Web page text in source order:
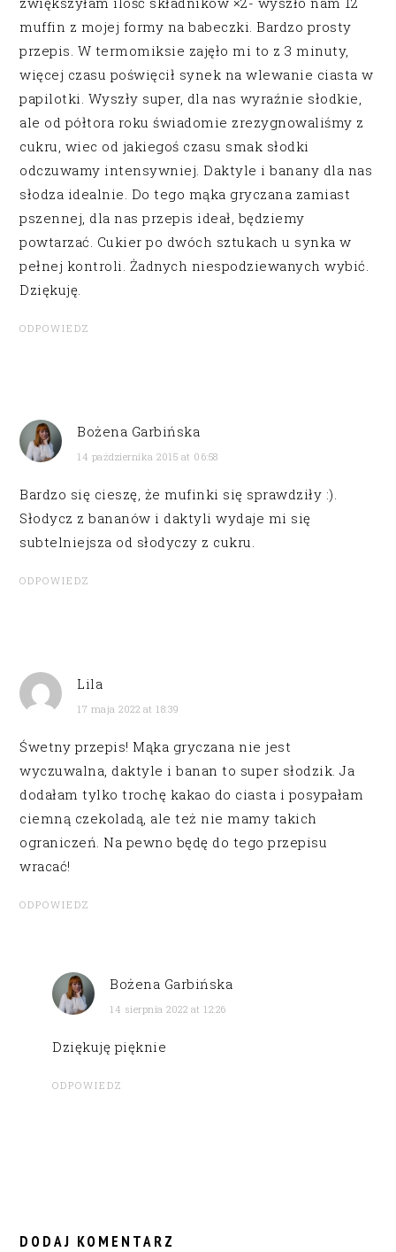
muffin z mojej formy na babeczki. Bardzo prosty
przepis. W termomiksie zajęło mi to z 3 minuty,
więcej czasu poświęcił synek na wlewanie ciasta w
papilotki. Wyszły super, dla nas wyraźnie słodkie,
ale od półtora roku świadomie zrezygnowaliśmy z
cukru, wiec od jakiegoś czasu smak słodki
odczuwamy intensywniej. Daktyle i banany dla nas
słodza idealnie. Do tego mąka gryczana zamiast
pszennej, dla nas przepis ideał, będziemy
powtarzać. Cukier po dwóch sztukach u synka w
pełnej kontroli. Żadnych niespodziewanych wybić.
Dziękuję.
ODPOWIEDZ
Bożena Garbińska
14 października 2015 at 06:58
Bardzo się cieszę, że mufinki się sprawdziły :).
Słodycz z bananów i daktyli wydaje mi się
subtelniejsza od słodyczy z cukru.
ODPOWIEDZ
Lila
17 maja 2022 at 18:39
Śwetny przepis! Mąka gryczana nie jest
wyczuwalna, daktyle i banan to super słodzik. Ja
dodałam tylko trochę kakao do ciasta i posypałam
ciemną czekoladą, ale też nie mamy takich
ograniczeń. Na pewno będę do tego przepisu
wracać!
ODPOWIEDZ
Bożena Garbińska
14 sierpnia 2022 at 12:26
Dziękuję pięknie
ODPOWIEDZ
DODAJ KOMENTARZ